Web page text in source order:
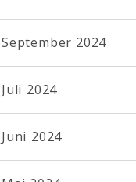
September 2024
Juli 2024
Juni 2024